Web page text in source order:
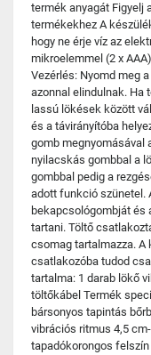
termék anyagát Figyelj
termékekhez A
hogy ne érje víz az
mikroelemmel (2 x
Vezérlés: Nyomd meg
azonnal elindulnak. Ha
lassú lökések között
és a távirányítóba
gomb megnyomásával
nyilacskás gombbal a
gombbal pedig a
adott funkció szünetel.
bekapcsológombját és
tartani. Töltő
csomag tartalmazza. A
csatlakozóba tudod
tartalma: 1 darab lökő
töltőkábel Termék
bársonyos tapintás
vibrációs ritmus 4,5
tapadókorongos felszín